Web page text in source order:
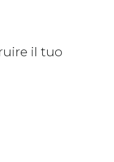
il tuo